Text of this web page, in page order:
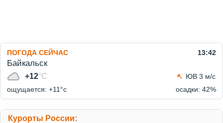
ПОГОДА СЕЙЧАС 13:42
Байкальск
+12°C
ЮВ 3 м/с
ощущается: +11°c
осадки: 42%
Курорты России: